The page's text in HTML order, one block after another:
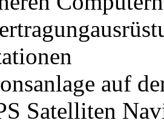
auf
Satelliten